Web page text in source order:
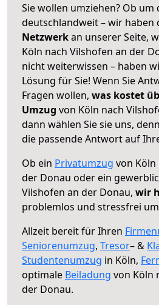
Sie wollen umziehen? Ob um
deutschlandweit – wir haben
Netzwerkan unserer Seite,
Köln nach Vilshofen an der
nicht weiterwissen – haben
Lösung für Sie! Wenn Sie
Fragen wollen, was kostet
Umzug von Köln nach
dann wählen Sie sie uns,
die passende Antwort auf
Ob ein Privatumzug von Köln
der Donau oder ein
Vilshofen an der Donau, wir
problemlos und stressfrei
Allzeit bereit für Ihren
Seniorenumzug, Tresor– &
Studentenumzug in Köln,
optimale Beiladung von Köln
der Donau.